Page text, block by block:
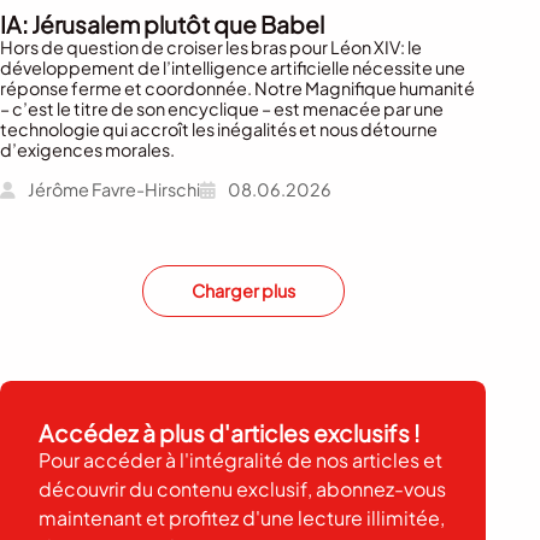
IA: Jérusalem plutôt que Babel
Hors de question de croiser les bras pour Léon XIV: le
développement de l’intelligence artificielle nécessite une
réponse ferme et coordonnée. Notre Magnifique humanité
– c’est le titre de son encyclique – est menacée par une
technologie qui accroît les inégalités et nous détourne
d’exigences morales.
Jérôme Favre-Hirschi
08.06.2026
Charger plus
Accédez à plus d'articles exclusifs !
Pour accéder à l'intégralité de nos articles et
découvrir du contenu exclusif, abonnez-vous
maintenant et profitez d'une lecture illimitée,